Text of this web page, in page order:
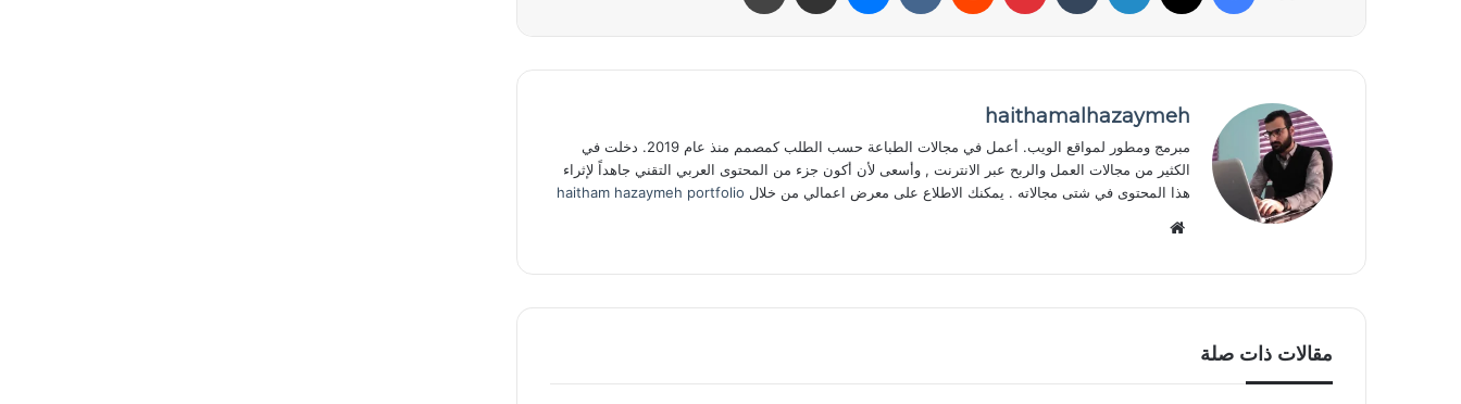
haithamalhazaymeh
مبرمج ومطور لمواقع الويب. أعمل في مجالات الطباعة حسب الطلب كمصمم منذ عام 2019. دخلت في
الكثير من مجالات العمل والربح عبر الانترنت , وأسعى لأن أكون جزء من المحتوى العربي التقني جاهداً لإثراء
هذا المحتوى في شتى مجالاته . يمكنك الاطلاع على معرض اعمالي من خلال haitham hazaymeh portfolio
مقالات ذات صلة